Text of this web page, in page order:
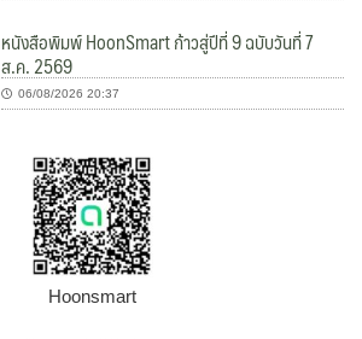
หนังสือพิมพ์ HoonSmart ก้าวสู่ปีที่ 9 ฉบับวันที่ 7
ส.ค. 2569
06/08/2026 20:37
Hoonsmart